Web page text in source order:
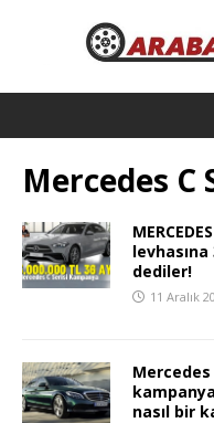
Mercedes C
dediler!
11 Aralık
nasıl bir